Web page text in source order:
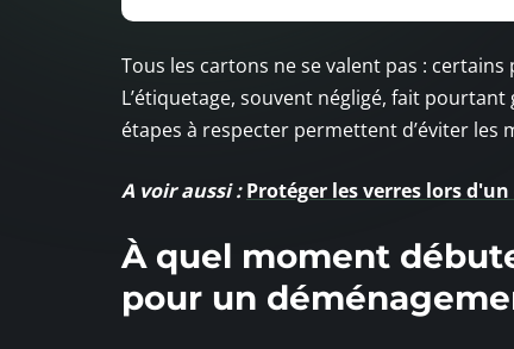
Tous les cartons ne se valent pas :
L’étiquetage, souvent négligé, fait
étapes à respecter permettent d’éviter les
A voir aussi : Protéger les verres lors
À quel moment
pour un